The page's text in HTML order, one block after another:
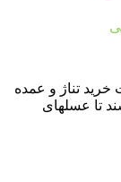
تناژ و عمده
تا عسلهای